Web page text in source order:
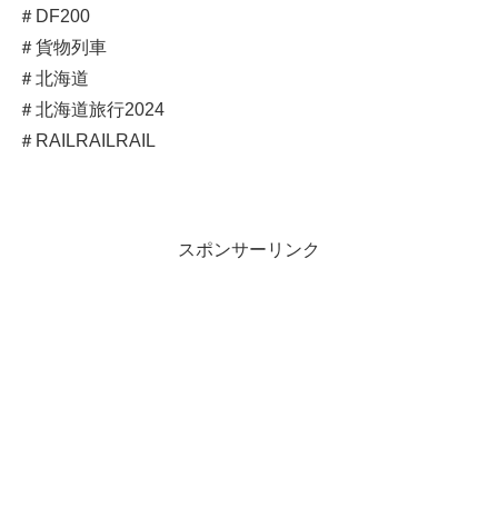
＃DF200
＃貨物列車
＃北海道
＃北海道旅行2024
＃RAILRAILRAIL
スポンサーリンク